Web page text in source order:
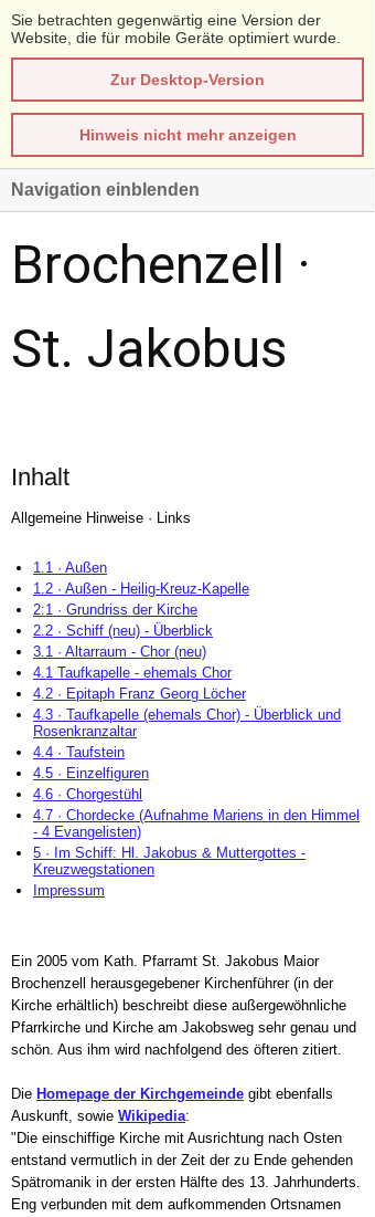
Sie betrachten gegenwärtig eine Version der
Website, die für mobile Geräte optimiert wurde.
Zur Desktop-Version
Hinweis nicht mehr anzeigen
Navigation einblenden
Brochenzell ·
St. Jakobus
Inhalt
Allgemeine Hinweise · Links
1.1 · Außen
1.2 · Außen - Heilig-Kreuz-Kapelle
2:1 · Grundriss der Kirche
2.2 · Schiff (neu) - Überblick
3.1 · Altarraum - Chor (neu)
4.1 Taufkapelle - ehemals Chor
4.2 · Epitaph Franz Georg Löcher
4.3 · Taufkapelle (ehemals Chor) - Überblick und
Rosenkranzaltar
4.4 · Taufstein
4.5 · Einzelfiguren
4.6 · Chorgestühl
4.7 · Chordecke (Aufnahme Mariens in den Himmel
- 4 Evangelisten)
5 · Im Schiff: Hl. Jakobus & Muttergottes -
Kreuzwegstationen
Impressum
Ein 2005 vom Kath. Pfarramt St. Jakobus Maior
Brochenzell herausgegebener Kirchenführer (in der
Kirche erhältlich) beschreibt diese außergewöhnliche
Pfarrkirche und Kirche am Jakobsweg sehr genau und
schön. Aus ihm wird nachfolgend des öfteren zitiert.
Die Homepage der Kirchgemeinde gibt ebenfalls
Auskunft, sowie Wikipedia:
"Die einschiffige Kirche mit Ausrichtung nach Osten
entstand vermutlich in der Zeit der zu Ende gehenden
Spätromanik in der ersten Hälfte des 13. Jahrhunderts.
Eng verbunden mit dem aufkommenden Ortsnamen